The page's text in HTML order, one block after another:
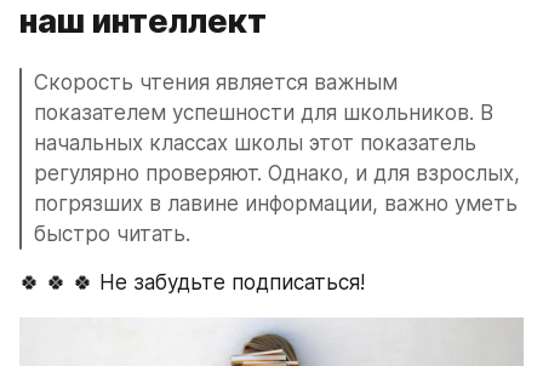
наш интеллект
Скорость чтения является важным
показателем успешности для школьников. В
начальных классах школы этот показатель
регулярно проверяют. Однако, и для взрослых,
погрязших в лавине информации, важно уметь
быстро читать.
🍀 🍀 🍀 Не забудьте подписаться!